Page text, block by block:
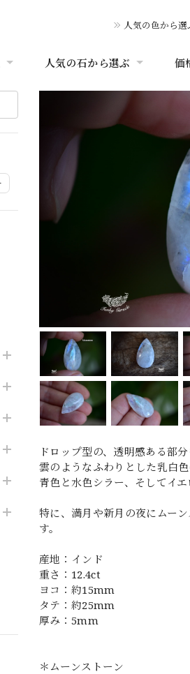
人気の色から選
人気の石から選ぶ 価
ドロップ型の、透明感ある部
雲のようなふわりとした乳白
青色と水色シラー、そしてイ
特に、満月や新月の夜にムー
す。
産地：インド
重さ：12.4ct
ヨコ：約15mm
タテ：約25mm
厚み：5mm
＊ムーンストーン